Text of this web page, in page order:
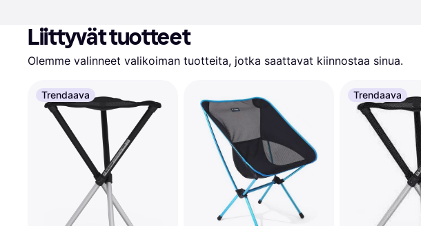
Liittyvät tuotteet
Olemme valinneet valikoiman tuotteita, jotka saattavat kiinnostaa sinua.
Trendaava Trendaava